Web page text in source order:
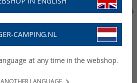
CAMPING.NL
at any time in the webshop.